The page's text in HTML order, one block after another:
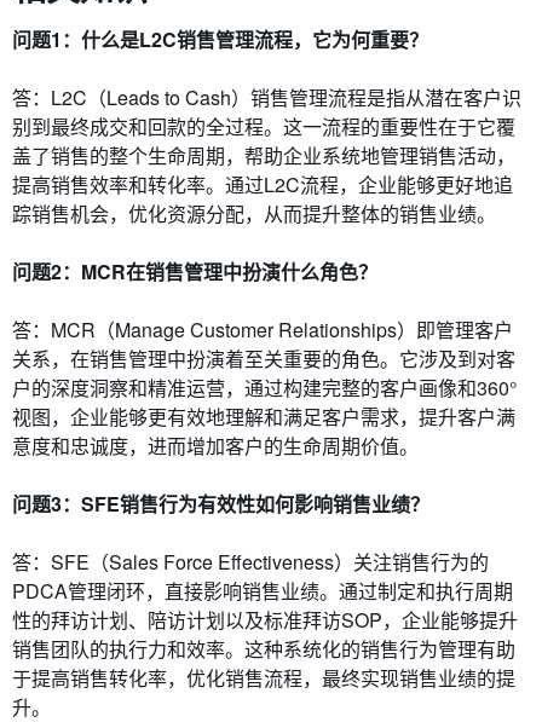
问题1：什么是L2C销售管理流程，它为何重要？
答：L2C（Leads to Cash）销售管理流程是指从潜在客户识
别到最终成交和回款的全过程。这一流程的重要性在于它覆
盖了销售的整个生命周期，帮助企业系统地管理销售活动，
提高销售效率和转化率。通过L2C流程，企业能够更好地追
踪销售机会，优化资源分配，从而提升整体的销售业绩。
问题2：MCR在销售管理中扮演什么角色？
答：MCR（Manage Customer Relationships）即管理客户
关系，在销售管理中扮演着至关重要的角色。它涉及到对客
户的深度洞察和精准运营，通过构建完整的客户画像和360°
视图，企业能够更有效地理解和满足客户需求，提升客户满
意度和忠诚度，进而增加客户的生命周期价值。
问题3：SFE销售行为有效性如何影响销售业绩？
答：SFE（Sales Force Effectiveness）关注销售行为的
PDCA管理闭环，直接影响销售业绩。通过制定和执行周期
性的拜访计划、陪访计划以及标准拜访SOP，企业能够提升
销售团队的执行力和效率。这种系统化的销售行为管理有助
于提高销售转化率，优化销售流程，最终实现销售业绩的提
升。